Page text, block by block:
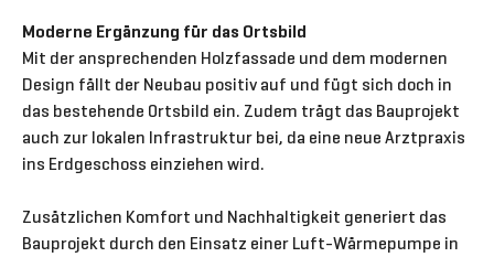
Moderne Ergänzung für das Ortsbild
Mit der ansprechenden Holzfassade und dem modernen
Design fällt der Neubau positiv auf und fügt sich doch in
das bestehende Ortsbild ein. Zudem trägt das Bauprojekt
auch zur lokalen Infrastruktur bei, da eine neue Arztpraxis
ins Erdgeschoss einziehen wird.
Zusätzlichen Komfort und Nachhaltigkeit generiert das
Bauprojekt durch den Einsatz einer Luft-Wärmepumpe in